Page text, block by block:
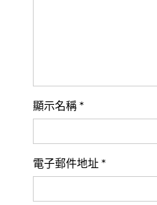
顯示名稱 *
電子郵件地址 *